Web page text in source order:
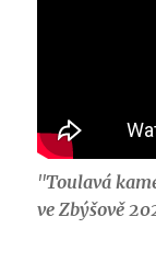
"Toulavá
ve Zbýšově